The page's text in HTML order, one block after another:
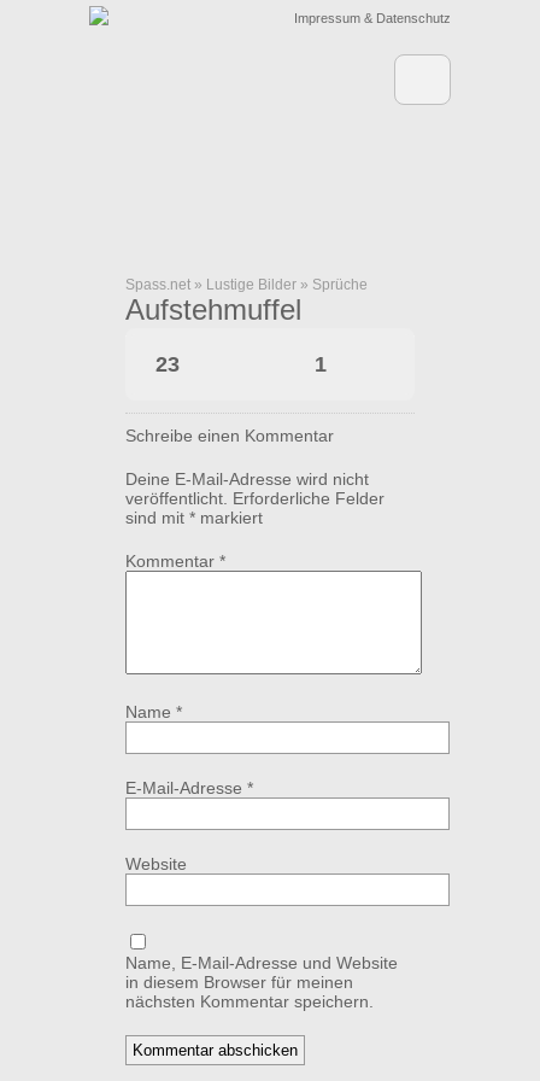
Impressum & Datenschutz
Spass.net » Lustige Bilder » Sprüche
Aufstehmuffel
23 1
Schreibe einen Kommentar
Deine E-Mail-Adresse wird nicht
veröffentlicht. Erforderliche Felder
sind mit * markiert
Kommentar *
Name *
E-Mail-Adresse *
Website
Name, E-Mail-Adresse und Website
in diesem Browser für meinen
nächsten Kommentar speichern.